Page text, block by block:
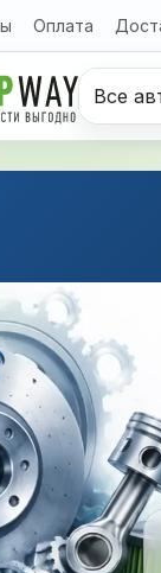
Оплата